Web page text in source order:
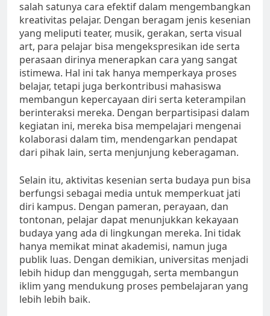
salah satunya cara efektif dalam mengembangkan
kreativitas pelajar. Dengan beragam jenis kesenian
yang meliputi teater, musik, gerakan, serta visual
art, para pelajar bisa mengekspresikan ide serta
perasaan dirinya menerapkan cara yang sangat
istimewa. Hal ini tak hanya memperkaya proses
belajar, tetapi juga berkontribusi mahasiswa
membangun kepercayaan diri serta keterampilan
berinteraksi mereka. Dengan berpartisipasi dalam
kegiatan ini, mereka bisa mempelajari mengenai
kolaborasi dalam tim, mendengarkan pendapat
dari pihak lain, serta menjunjung keberagaman.
Selain itu, aktivitas kesenian serta budaya pun bisa
berfungsi sebagai media untuk memperkuat jati
diri kampus. Dengan pameran, perayaan, dan
tontonan, pelajar dapat menunjukkan kekayaan
budaya yang ada di lingkungan mereka. Ini tidak
hanya memikat minat akademisi, namun juga
publik luas. Dengan demikian, universitas menjadi
lebih hidup dan menggugah, serta membangun
iklim yang mendukung proses pembelajaran yang
lebih lebih baik.